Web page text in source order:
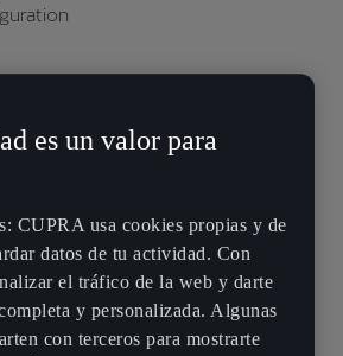
es un valor para
CUPRA usa cookies propias y de
datos de tu actividad. Con
el tráfico de la web y darte
y personalizada. Algunas
con terceros para mostrarte